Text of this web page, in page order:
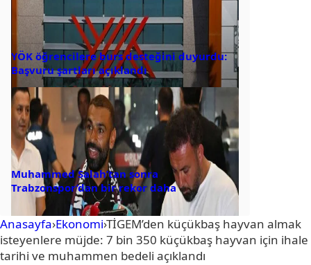
YÖK öğrencilere burs desteğini duyurdu:
Başvuru şartları açıklandı
Muhammed Salah’tan sonra
Trabzonspor’dan bir rekor daha
Anasayfa›Ekonomi›TİGEM’den küçükbaş hayvan almak
isteyenlere müjde: 7 bin 350 küçükbaş hayvan için ihale
tarihi ve muhammen bedeli açıklandı